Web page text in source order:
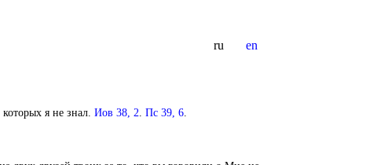
ru en
я не знал. Иов 38, 2 Пс 39, 6.